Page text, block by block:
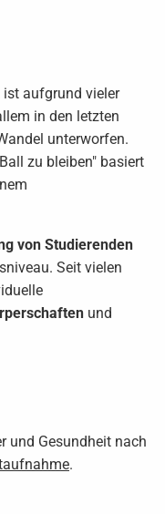
ist aufgrund vieler
in den letzten
unterworfen.
zu bleiben" basiert
von Studierenden
Seit vielen
und
und Gesundheit nach
.